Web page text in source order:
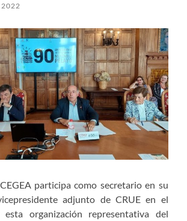
2022
participa como secretario en su
adjunto de CRUE en el
esta organización representativa del